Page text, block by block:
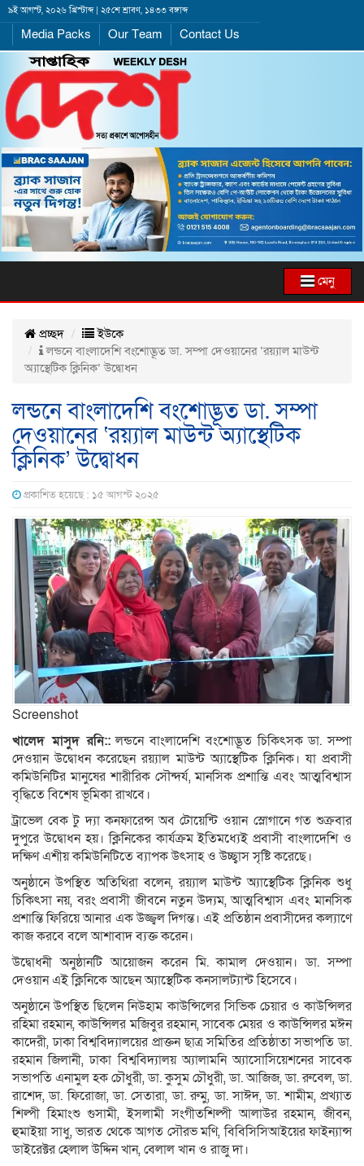
৯ই আগস্ট, ২০২৬ খ্রিস্টাব্দ | ২৫শে শ্রাবণ, ১৪৩৩ বঙ্গাব্দ
Media Packs Our Team Contact Us
মেনু
প্রচ্ছদ
ইউকে
লন্ডনে বাংলাদেশি বংশোদ্ভূত ডা. সম্পা দেওয়ানের ‘রয়্যাল মাউন্ট
অ্যাস্থেটিক ক্লিনিক’ উদ্বোধন
লন্ডনে বাংলাদেশি বংশোদ্ভূত ডা. সম্পা
দেওয়ানের ‘রয়্যাল মাউন্ট অ্যাস্থেটিক
ক্লিনিক’ উদ্বোধন
প্রকাশিত হয়েছে : ১৫ আগস্ট ২০২৫
Screenshot
খালেদ মাসুদ রনি::লন্ডনে বাংলাদেশি বংশোদ্ভূত চিকিৎসক ডা. সম্পা
দেওয়ান উদ্বোধন করেছেন রয়্যাল মাউন্ট অ্যাস্থেটিক ক্লিনিক। যা প্রবাসী
কমিউনিটির মানুষের শারীরিক সৌন্দর্য, মানসিক প্রশান্তি এবং আত্মবিশ্বাস
বৃদ্ধিতে বিশেষ ভূমিকা রাখবে।
ট্রাভেল বেক টু দ্যা কনফারেন্স অব টোয়েন্টি ওয়ান স্লোগানে গত শুক্রবার
দুপুরে উদ্বোধন হয়। ক্লিনিকের কার্যক্রম ইতিমধ্যেই প্রবাসী বাংলাদেশি ও
দক্ষিণ এশীয় কমিউনিটিতে ব্যাপক উৎসাহ ও উচ্ছ্বাস সৃষ্টি করেছে।
অনুষ্ঠানে উপস্থিত অতিথিরা বলেন, রয়্যাল মাউন্ট অ্যাস্থেটিক ক্লিনিক শুধু
চিকিৎসা নয়, বরং প্রবাসী জীবনে নতুন উদ্যম, আত্মবিশ্বাস এবং মানসিক
প্রশান্তি ফিরিয়ে আনার এক উজ্জ্বল দিগন্ত। এই প্রতিষ্ঠান প্রবাসীদের কল্যাণে
কাজ করবে বলে আশাবাদ ব্যক্ত করেন।
উদ্বোধনী অনুষ্ঠানটি আয়োজন করেন মি. কামাল দেওয়ান। ডা. সম্পা
দেওয়ান এই ক্লিনিকে আছেন অ্যাস্থেটিক কনসালট্যান্ট হিসেবে।
অনুষ্ঠানে উপস্থিত ছিলেন নিউহাম কাউন্সিলের সিভিক চেয়ার ও কাউন্সিলর
রহিমা রহমান, কাউন্সিলর মজিবুর রহমান, সাবেক মেয়র ও কাউন্সিলর মঈন
কাদেরী, ঢাকা বিশ্ববিদ্যালয়ের প্রাক্তন ছাত্র সমিতির প্রতিষ্ঠাতা সভাপতি ডা.
রহমান জিলানী, ঢাকা বিশ্ববিদ্যালয় অ্যালামনি অ্যাসোসিয়েশনের সাবেক
সভাপতি এনামুল হক চৌধুরী, ডা. কুসুম চৌধুরী, ডা. আজিজ, ডা. রুবেল, ডা.
রাশেদ, ডা. ফিরোজা, ডা. সেতারা, ডা. রুমু, ডা. সাঈদ, ডা. শামীম, প্রখ্যাত
শিল্পী হিমাংশু গুসামী, ইসলামী সংগীতশিল্পী আলাউর রহমান, জীবন,
হুমাইয়া সাধু, ভারত থেকে আগত সৌরভ মণি, বিবিসিসিআইয়ের ফাইন্যান্স
ডাইরেক্টর হেলাল উদ্দিন খান, বেলাল খান ও রাজু দা।